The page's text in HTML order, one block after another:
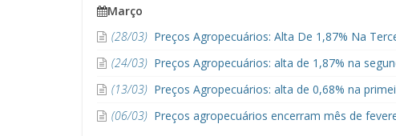
Março
(28/03) Preços Agropecuários: Alta De 1,87% Na
(24/03) Preços Agropecuários: alta de 1,87% na
(13/03) Preços Agropecuários: alta de 0,68% na
(06/03) Preços agropecuários encerram mês de